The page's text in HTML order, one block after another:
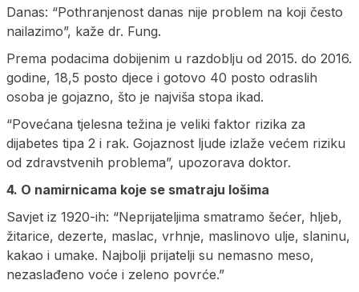
Danas: “Pothranjenost danas nije problem na koji često
nailazimo”, kaže dr. Fung.
Prema podacima dobijenim u razdoblju od 2015. do 2016.
godine, 18,5 posto djece i gotovo 40 posto odraslih
osoba je gojazno, što je najviša stopa ikad.
“Povećana tjelesna težina je veliki faktor rizika za
dijabetes tipa 2 i rak. Gojaznost ljude izlaže većem riziku
od zdravstvenih problema”, upozorava doktor.
4. O namirnicama koje se smatraju lošima
Savjet iz 1920-ih: “Neprijateljima smatramo šećer, hljeb,
žitarice, dezerte, maslac, vrhnje, maslinovo ulje, slaninu,
kakao i umake. Najbolji prijatelji su nemasno meso,
nezaslađeno voće i zeleno povrće.”